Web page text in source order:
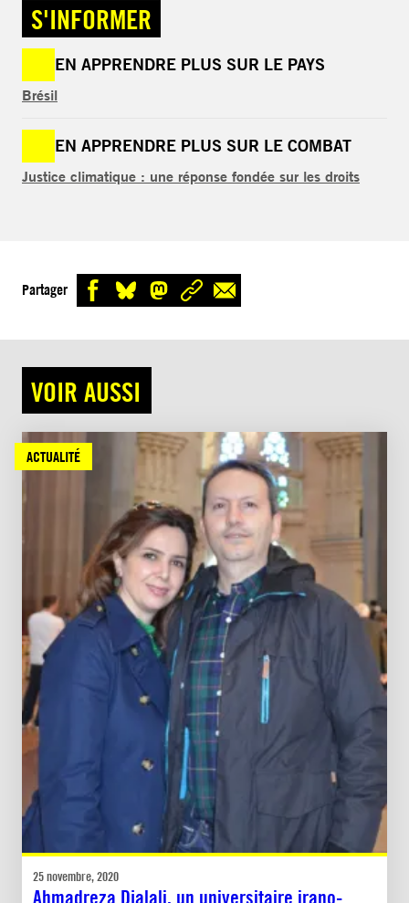
S'INFORMER
EN APPRENDRE PLUS SUR LE PAYS
Brésil
EN APPRENDRE PLUS SUR LE COMBAT
Justice climatique : une réponse fondée sur les droits
Partager
VOIR AUSSI
ACTUALITÉ
25 novembre, 2020
Ahmadreza Djalali, un universitaire irano-